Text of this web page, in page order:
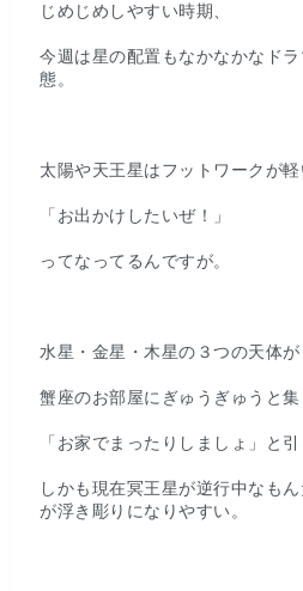
じめじめしやすい時期、
今週は星の配置もなかなかなド
態。
太陽や天王星はフットワークが軽
「お出かけしたいぜ！」
ってなってるんですが。
水星・金星・木星の３つの天体が
蟹座のお部屋にぎゅうぎゅうと集
「お家でまったりしましょ」と
しかも現在冥王星が逆行中なも
が浮き彫りになりやすい。